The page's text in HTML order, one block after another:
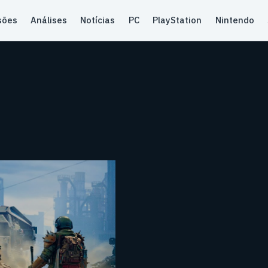
Análises Notícias PC PlayStation Nintendo